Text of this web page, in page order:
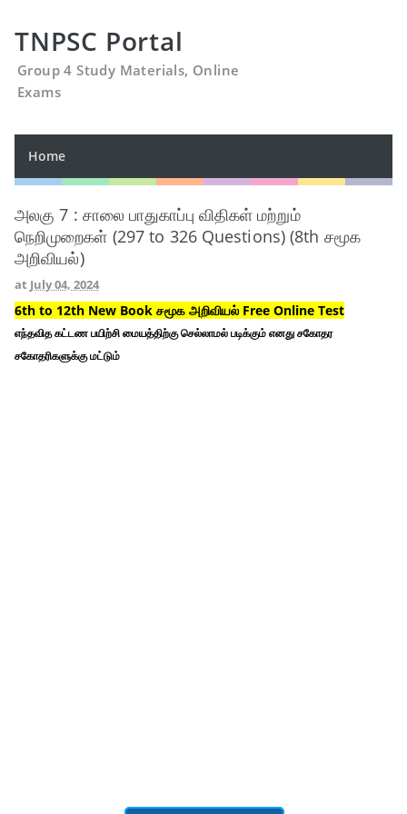
TNPSC Portal
Group 4 Study Materials, Online
Exams
Home
அலகு 7 : சாலை பாதுகாப்பு விதிகள் மற்றும்
நெறிமுறைகள் (297 to 326 Questions) (8th சமூக
அறிவியல்)
at July 04, 2024
6th to 12th New Book சமூக அறிவியல் Free Online Test
எந்தவித கட்டண பயிற்சி மையத்திற்கு செல்லாமல் படிக்கும் எனது சகோதர
சகோதரிகளுக்கு மட்டும்